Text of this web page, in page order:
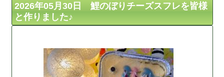
2026年05月30日 鯉のぼりチーズスフレを皆様
と作りました♪